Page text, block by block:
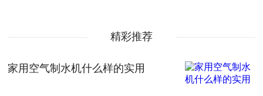
精彩推荐
家用空气制水机什么样的实用